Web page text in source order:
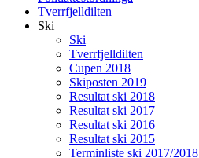
Tverrfjelldilten
Ski
Ski
Tverrfjelldilten
Cupen 2018
Skiposten 2019
Resultat ski 2018
Resultat ski 2017
Resultat ski 2016
Resultat ski 2015
Terminliste ski 2017/2018